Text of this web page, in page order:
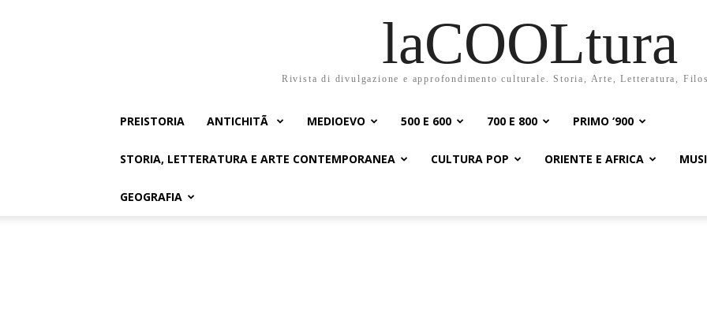
laCOOLtura
Rivista di divulgazione e approfondimento culturale. Storia, Arte, Letteratura,
PREISTORIA ANTICHITÃ MEDIOEVO 500 E 600 700 E 800 PRIMO ‘900
STORIA, LETTERATURA E ARTE CONTEMPORANEA CULTURA POP ORIENTE E AFRICA
GEOGRAFIA